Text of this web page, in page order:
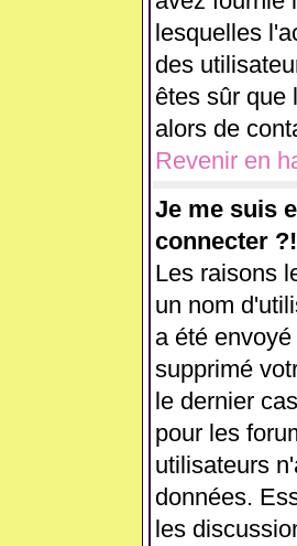
lesquelles
des
êtes sûr que
alors de
Revenir en
Je me suis
connecter ?!
Les raisons
un nom
a été
supprimé
le dernier
pour les
utilisateurs
données.
les